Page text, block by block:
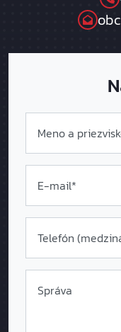
Meno a
E-mail*
Telefón
Správa